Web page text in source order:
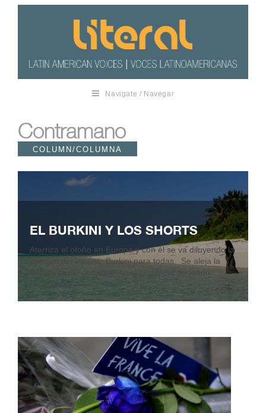
Navigate / Navegar
Contramano
COLUMN/COLUMNA
EL BURKINI Y LOS SHORTS
Aterriza el otoño en Europa y con él se va diluyendo la
canción del verano: Burkini para todas. Se aleja la
musiquita del debate pero el problema de fondo
permanece:…